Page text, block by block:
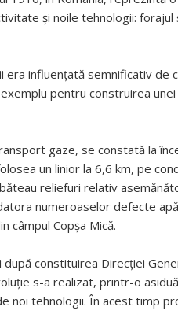
şi noile tehnologii:
influenţată semnificativ de
pentru construirea
gaze, se constată la
un linior la 6,6 km, pe
reliefuri relativ
numeroaselor defecte
câmpul Copşa Mică.
constituirea Direcţiei
s-a realizat, printr-o
noi tehnologii. În acest timp